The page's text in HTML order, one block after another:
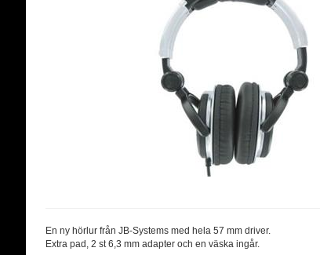
En ny hörlur från JB-Systems med hela 57 mm driver.
Extra pad, 2 st 6,3 mm adapter och en väska ingår.